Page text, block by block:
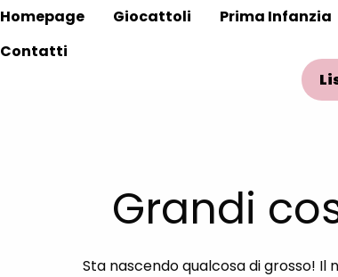
Homepage Giocattoli Prima Infanzia
Contatti
Grandi
Sta nascendo qualcosa di grosso!